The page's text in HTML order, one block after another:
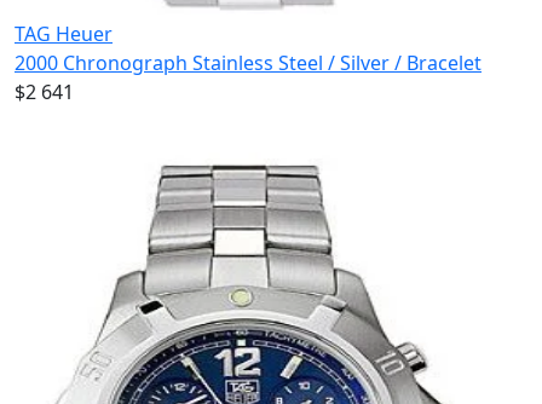
TAG Heuer
2000 Chronograph Stainless Steel / Silver / Bracelet
$2 641